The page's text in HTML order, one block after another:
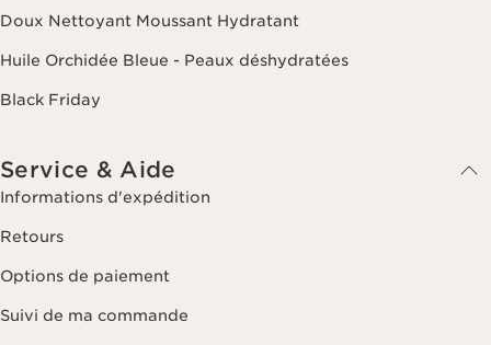
Doux Nettoyant Moussant Hydratant
Huile Orchidée Bleue - Peaux déshydratées
Black Friday
Service & Aide
Informations d'expédition
Retours
Options de paiement
Suivi de ma commande